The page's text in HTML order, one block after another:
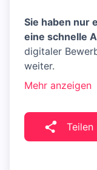
Sie haben nur
eine schnelle
digitaler
weiter.
Mehr anzeigen
Teilen